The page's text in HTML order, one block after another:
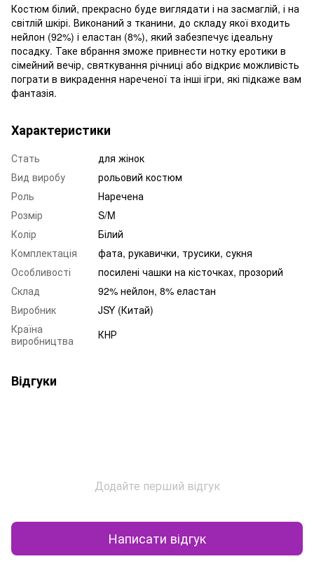
Костюм білий, прекрасно буде виглядати і на засмаглій, і на
світлій шкірі. Виконаний з тканини, до складу якої входить
нейлон (92%) і еластан (8%), який забезпечує ідеальну
посадку. Таке вбрання зможе привнести нотку еротики в
сімейний вечір, святкування річниці або відкриє можливість
пограти в викрадення нареченої та інші ігри, які підкаже вам
фантазія.
Характеристики
Стать
для жінок
Вид виробу
рольовий костюм
Роль
Наречена
Розмір
S/M
Колір
Білий
Комплектація
фата, рукавички, трусики, сукня
Особливості
посилені чашки на кісточках, прозорий
Склад
92% нейлон, 8% еластан
Виробник
JSY (Китай)
Країна
виробництва
КНР
Відгуки
Додайте перший відгук
Написати відгук